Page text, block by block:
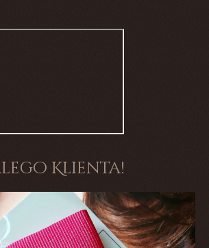
Klienta!